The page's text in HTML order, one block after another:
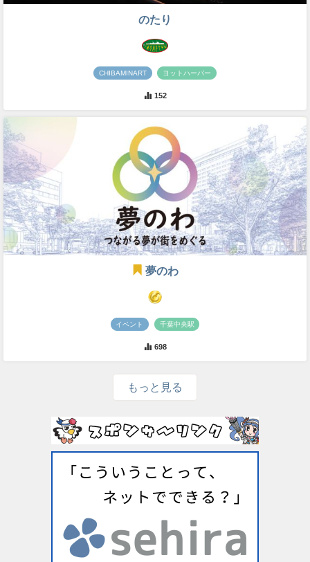
のたり
CHIBAMINART ヨットハーバー
152
夢のわ
イベント 千葉中央駅
698
もっと見る